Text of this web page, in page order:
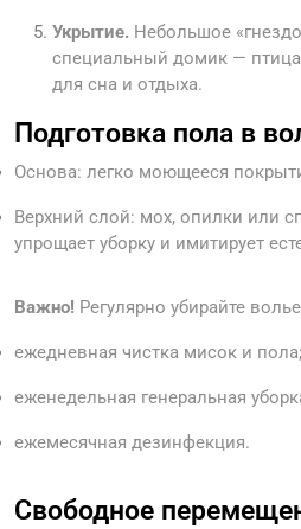
Укрытие. Небольшое
специальный домик — птица
для сна и отдыха.
Подготовка пола в
Основа: легко моющееся
Верхний слой: мох, опилки или
упрощает уборку и имитирует
Важно! Регулярно убирайте
ежедневная чистка мисок и пола;
еженедельная генеральная
ежемесячная дезинфекция.
Свободное